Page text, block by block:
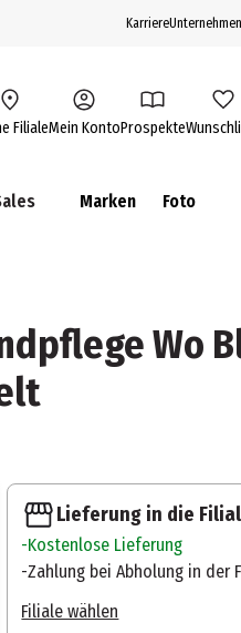
KarriereUnternehmen
FilialeMein KontoProspekte
Marken Foto
Wo
Lieferung in die
Kostenlose Lieferung
Zahlung bei Abholung in der
Filiale wählen